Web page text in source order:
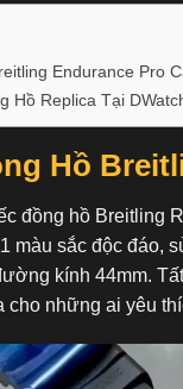
Endurance Pro
Hồ Replica Tại
Hồ
đồng hồ Breitling
màu sắc độc đáo,
kính 44mm.
cho những ai yêu